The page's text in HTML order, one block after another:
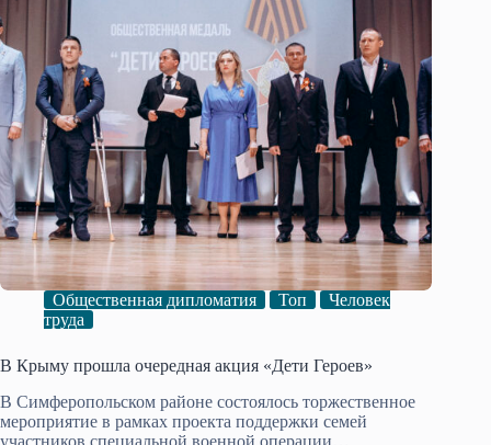
Общественная дипломатия Топ
Человек
труда
В Крыму прошла очередная акция «Дети Героев»
В Симферопольском районе состоялось торжественное
мероприятие в рамках проекта поддержки семей
участников специальной военной операции…